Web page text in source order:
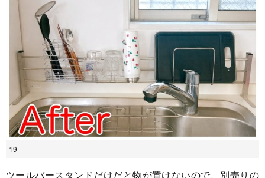
19
ツールバースタンドだけだと物が置けないので、別売りの